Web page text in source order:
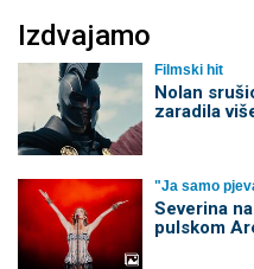
Izdvajamo
Filmski hit
Nolan
zaradila
"Ja samo
Severina
pulskom